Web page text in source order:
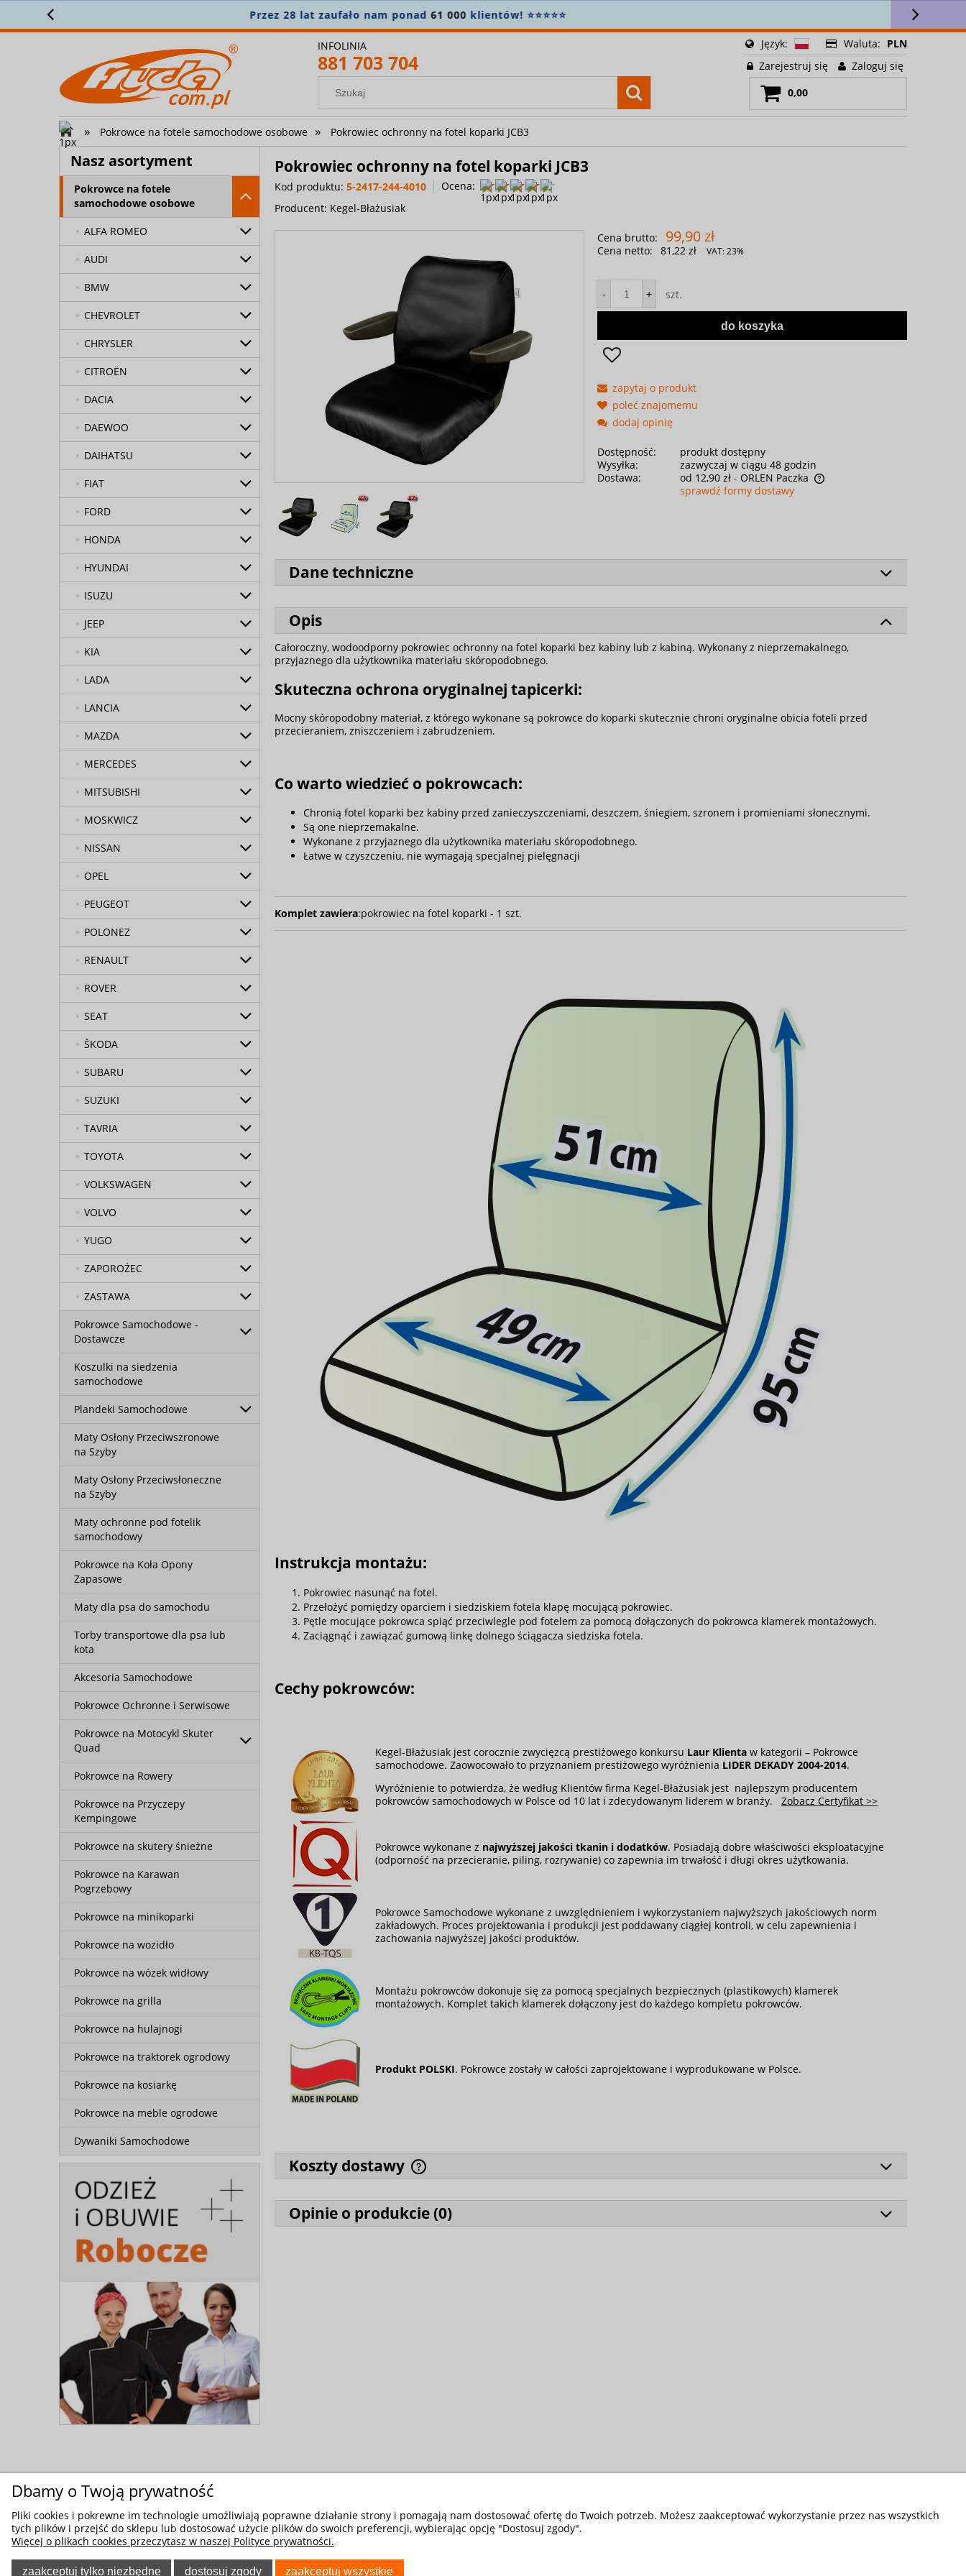
Załóż konto i zapisz się do newslettera, aby nie przegapić nowości! 🎁
INFOLINIA
881 703 704
Język: Waluta: PLN
Zarejestruj się
Zaloguj się
0,00
» Pokrowce na fotele samochodowe osobowe » Pokrowiec ochronny na fotel koparki JCB3
Nasz asortyment
Nowości
Promocje
Miarowe Pokrowce
Samochodowe
Pokrowce na fotele
samochodowe osobowe
ALFA ROMEO
AUDI
BMW
CHEVROLET
CHRYSLER
CITROËN
DACIA
DAEWOO
DAIHATSU
FIAT
FORD
HONDA
HYUNDAI
ISUZU
JEEP
KIA
LADA
LANCIA
MAZDA
MERCEDES
MITSUBISHI
MOSKWICZ
NISSAN
OPEL
PEUGEOT
POLONEZ
RENAULT
ROVER
SEAT
ŠKODA
SUBARU
SUZUKI
TAVRIA
TOYOTA
VOLKSWAGEN
VOLVO
YUGO
ZAPOROŻEC
ZASTAWA
Pokrowce Samochodowe -
Dostawcze
Koszulki na siedzenia
samochodowe
Plandeki Samochodowe
Maty Osłony Przeciwszronowe
na Szyby
Maty Osłony Przeciwsłoneczne
na Szyby
Maty ochronne pod fotelik
samochodowy
Pokrowce na Koła Opony
Zapasowe
Maty dla psa do samochodu
Torby transportowe dla psa lub
kota
Akcesoria Samochodowe
Pokrowce Ochronne i Serwisowe
Pokrowce na Motocykl Skuter
Quad
Pokrowce na Rowery
Pokrowce na Przyczepy
Kempingowe
Pokrowce na skutery śnieżne
Pokrowce na Karawan
Pogrzebowy
Pokrowce na minikoparki
Pokrowce na wozidło
Pokrowce na wózek widłowy
Pokrowce na grilla
Pokrowce na hulajnogi
Pokrowce na traktorek ogrodowy
Pokrowce na kosiarkę
Pokrowce na meble ogrodowe
Dywaniki Samochodowe
Pokrowiec ochronny na fotel koparki JCB3
Kod produktu: 5-2417-244-4010
Ocena:
Producent: Kegel-Błażusiak
Cena brutto: 99,90 zł
Cena netto: 81,22 zł VAT:23%
- + szt.
do koszyka
zapytaj o produkt
poleć znajomemu
dodaj opinię
Dostępność:
produkt dostępny
Wysyłka:
zazwyczaj w ciągu 48 godzin
Dostawa:
od 12,90 zł - ORLEN Paczka
sprawdź formy dostawy
Dane techniczne
Opis
Całoroczny, wodoodporny pokrowiec ochronny na fotel koparki bez kabiny lub z kabiną. Wykonany z nieprzemakalnego,
przyjaznego dla użytkownika materiału skóropodobnego.
Skuteczna ochrona oryginalnej tapicerki:
Mocny skóropodobny materiał, z którego wykonane są pokrowce do koparki skutecznie chroni oryginalne obicia foteli przed
przecieraniem, zniszczeniem i zabrudzeniem.
Co warto wiedzieć o pokrowcach:
Chronią fotel koparki bez kabiny przed zanieczyszczeniami, deszczem, śniegiem, szronem i promieniami słonecznymi.
Są one nieprzemakalne.
Wykonane z przyjaznego dla użytkownika materiału skóropodobnego.
Łatwe w czyszczeniu, nie wymagają specjalnej pielęgnacji
Komplet zawiera:pokrowiec na fotel koparki - 1 szt.
Instrukcja montażu:
Pokrowiec nasunąć na fotel.
Przełożyć pomiędzy oparciem i siedziskiem fotela klapę mocującą pokrowiec.
Pętle mocujące pokrowca spiąć przeciwlegle pod fotelem za pomocą dołączonych do pokrowca klamerek montażowych.
Zaciągnąć i zawiązać gumową linkę dolnego ściągacza siedziska fotela.
Cechy pokrowców:
Kegel-Błażusiak jest corocznie zwycięzcą prestiżowego konkursu Laur Klienta w kategorii – Pokrowce
samochodowe. Zaowocowało to przyznaniem prestiżowego wyróżnienia LIDER DEKADY 2004-2014.
Wyróżnienie to potwierdza, że według Klientów firma Kegel-Błażusiak jest najlepszym producentem
pokrowców samochodowych w Polsce od 10 lat i zdecydowanym liderem w branży. Zobacz Certyfikat >>
Pokrowce wykonane z najwyższej jakości tkanin i dodatków. Posiadają dobre właściwości eksploatacyjne
(odporność na przecieranie, piling, rozrywanie) co zapewnia im trwałość i długi okres użytkowania.
Pokrowce Samochodowe wykonane z uwzględnieniem i wykorzystaniem najwyższych jakościowych norm
zakładowych. Proces projektowania i produkcji jest poddawany ciągłej kontroli, w celu zapewnienia i
zachowania najwyższej jakości produktów.
Montażu pokrowców dokonuje się za pomocą specjalnych bezpiecznych (plastikowych) klamerek
montażowych. Komplet takich klamerek dołączony jest do każdego kompletu pokrowców.
Produkt POLSKI. Pokrowce zostały w całości zaprojektowane i wyprodukowane w Polsce.
Koszty dostawy
Opinie o produkcie (0)
Dbamy o Twoją prywatność
Pliki cookies i pokrewne im technologie umożliwiają poprawne działanie strony i pomagają nam dostosować ofertę do Twoich potrzeb. Możesz zaakceptować wykorzystanie przez nas wszystkich
tych plików i przejść do sklepu lub dostosować użycie plików do swoich preferencji, wybierając opcję "Dostosuj zgody".
Więcej o plikach cookies przeczytasz w naszej Polityce prywatności.
zaakceptuj tylko niezbędne dostosuj zgody zaakceptuj wszystkie